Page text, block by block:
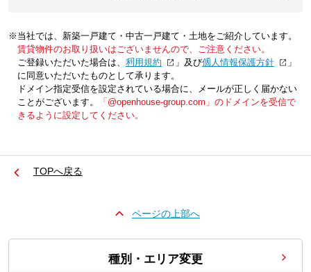
※当社では、新築一戸建て・中古一戸建て・土地をご紹介しています。
賃貸物件のお取り扱いはございませんので、ご注意ください。
ご登録いただいた場合は、「利用規約 」及び「個人情報保護方針
」
に同意いただいたものとして承ります。
ドメイン指定受信を設定されている場合に、メールが正しく届かない
ことがございます。
「@openhouse-group.com」のドメインを受信で
きるように設定してください。
TOPへ戻る
ページの上部へ
種別・エリア変更